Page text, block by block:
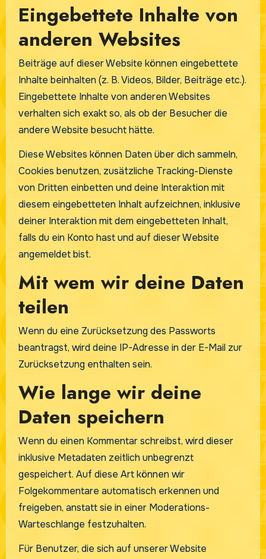
Eingebettete Inhalte von
anderen Websites
Beiträge auf dieser Website können eingebettete
Inhalte beinhalten (z. B. Videos, Bilder, Beiträge etc.).
Eingebettete Inhalte von anderen Websites
verhalten sich exakt so, als ob der Besucher die
andere Website besucht hätte.
Diese Websites können Daten über dich sammeln,
Cookies benutzen, zusätzliche Tracking-Dienste
von Dritten einbetten und deine Interaktion mit
diesem eingebetteten Inhalt aufzeichnen, inklusive
deiner Interaktion mit dem eingebetteten Inhalt,
falls du ein Konto hast und auf dieser Website
angemeldet bist.
Mit wem wir deine Daten
teilen
Wenn du eine Zurücksetzung des Passworts
beantragst, wird deine IP-Adresse in der E-Mail zur
Zurücksetzung enthalten sein.
Wie lange wir deine
Daten speichern
Wenn du einen Kommentar schreibst, wird dieser
inklusive Metadaten zeitlich unbegrenzt
gespeichert. Auf diese Art können wir
Folgekommentare automatisch erkennen und
freigeben, anstatt sie in einer Moderations-
Warteschlange festzuhalten.
Für Benutzer, die sich auf unserer Website